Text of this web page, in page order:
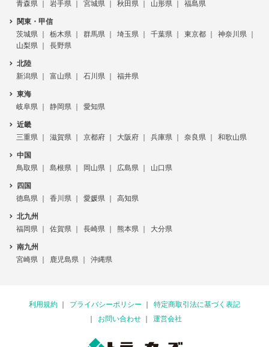
青森県
岩手県 宮城県 秋田県 山形県 福島県
関東・甲信
茨城県
栃木県 群馬県 埼玉県 千葉県 東京都
神奈川県
山梨県
長野県
北陸
新潟県
富山県 石川県 福井県
東海
岐阜県
静岡県 愛知県
近畿
三重県
滋賀県 京都府 大阪府 兵庫県 奈良県 和歌山県
中国
鳥取県
島根県 岡山県 広島県 山口県
四国
徳島県
香川県 愛媛県 高知県
北九州
福岡県
佐賀県 長崎県 熊本県 大分県
南九州
宮崎県
鹿児島県 沖縄県
利用規約 プライバシーポリシー
特定商取引法に基づく表記
お問い合わせ
運営会社